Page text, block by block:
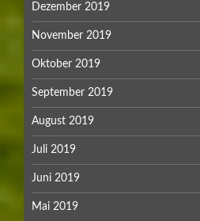
Dezember 2019
November 2019
Oktober 2019
September 2019
August 2019
Juli 2019
Juni 2019
Mai 2019